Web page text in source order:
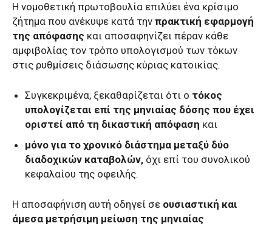
Η νομοθετική πρωτοβουλία επιλύει ένα κρίσιμο
ζήτημα που ανέκυψε κατά την πρακτική εφαρμογή
της απόφασης και αποσαφηνίζει πέραν κάθε
αμφιβολίας τον τρόπο υπολογισμού των τόκων
στις ρυθμίσεις διάσωσης κύριας κατοικίας.
Συγκεκριμένα, ξεκαθαρίζεται ότι ο τόκος
υπολογίζεται επί της μηνιαίας δόσης που έχει
οριστεί από τη δικαστική απόφαση και
μόνο για το χρονικό διάστημα μεταξύ δύο
διαδοχικών καταβολών, όχι επί του συνολικού
κεφαλαίου της οφειλής.
Η αποσαφήνιση αυτή οδηγεί σε ουσιαστική και
άμεσα μετρήσιμη μείωση της μηνιαίας